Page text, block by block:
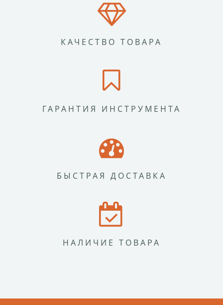
КАЧЕСТВО ТОВАРА
ГАРАНТИЯ ИНСТРУМЕНТА
БЫСТРАЯ ДОСТАВКА
НАЛИЧИЕ ТОВАРА